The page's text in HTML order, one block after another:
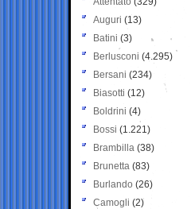
Auguri (13)
Batini (3)
Berlusconi (4.295)
Bersani (234)
Biasotti (12)
Boldrini (4)
Bossi (1.221)
Brambilla (38)
Brunetta (83)
Burlando (26)
Camogli (2)